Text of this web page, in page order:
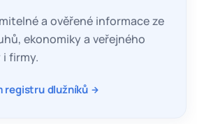
a ověřené informace ze
ekonomiky a veřejného
firmy.
registru dlužníků